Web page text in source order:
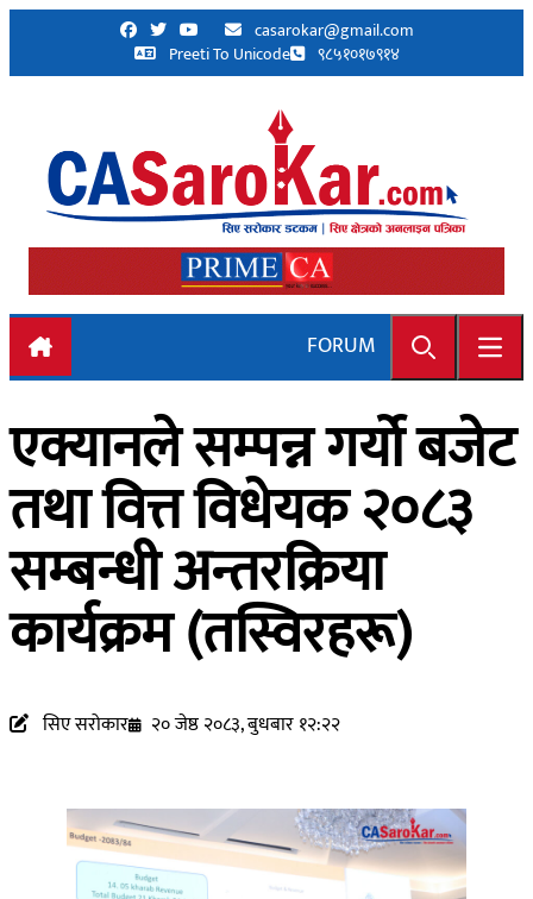
Skip to content
casarokar@gmail.com
Preeti To Unicode
९८५१०१७९१४
FORUM Search
एक्यानले सम्पन्न गर्यो बजेट
तथा वित्त विधेयक २०८३
सम्बन्धी अन्तरक्रिया
कार्यक्रम (तस्विरहरू)
सिए सरोकार २० जेष्ठ २०८३, बुधबार १२:२२